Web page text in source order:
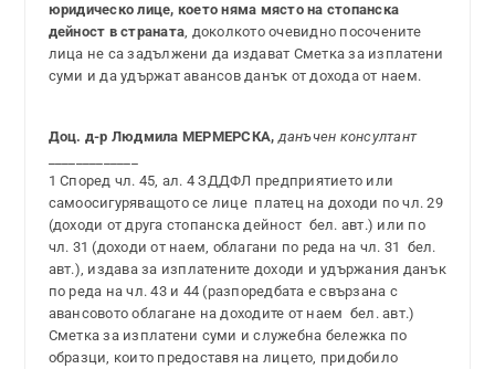
юридическо лице, което няма място на стопанска
дейност в страната, доколкото очевидно посочените
лица не са задължени да издават Сметка за изплатени
суми и да удържат авансов данък от дохода от наем.
Доц. д-р Людмила МЕРМЕРСКА, данъчен консултант
1 Според чл. 45, ал. 4 ЗДДФЛ предприятието или
самоосигуряващото се лице ­ платец на доходи по чл. 29
(доходи от друга стопанска дейност ­ бел. авт.) или по
чл. 31 (доходи от наем, облагани по реда на чл. 31 ­ бел.
авт.), издава за изплатените доходи и удържания данък
по реда на чл. 43 и 44 (разпоредбата е свързана с
авансовото облагане на доходите от наем ­ бел. авт.)
Сметка за изплатени суми и служебна бележка по
образци, които предоставя на лицето, придобило